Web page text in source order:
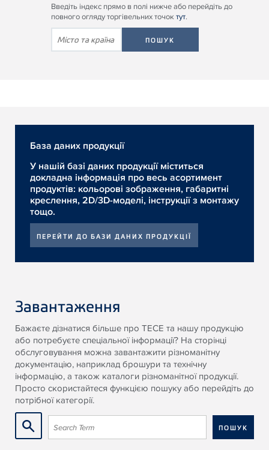
Введіть індекс прямо в полі нижче або перейдіть до
повного огляду торгівельних точоктут.
SEARCH
TERM
Завантаження
Бажаєте дізнатися більше про TECE та нашу продукцію
або потребуєте спеціальної інформації? На сторінці
обслуговування можна завантажити різноманітну
документацію, наприклад брошури та технічну
інформацію, а також каталоги різноманітної продукції.
Просто скористайтеся функцією пошуку або перейдіть до
потрібної категорії.
База даних продукції
У нашій базі даних продукції міститься
докладна інформація про весь асортимент
продуктів: кольорові зображення, габаритні
креслення, 2D/3D-моделі, інструкції з монтажу
тощо.
ПЕРЕЙТИ ДО БАЗИ ДАНИХ ПРОДУКЦІЇ